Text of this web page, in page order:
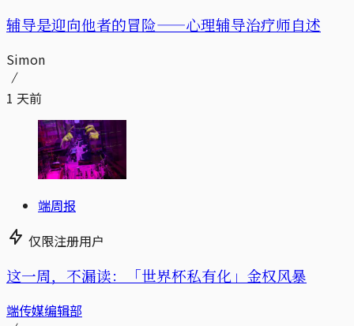
辅导是迎向他者的冒险——心理辅导治疗师自述
Simon
1 天前
端周报
仅限注册用户
这一周，不漏读：「世界杯私有化」金权风暴
端传媒编辑部